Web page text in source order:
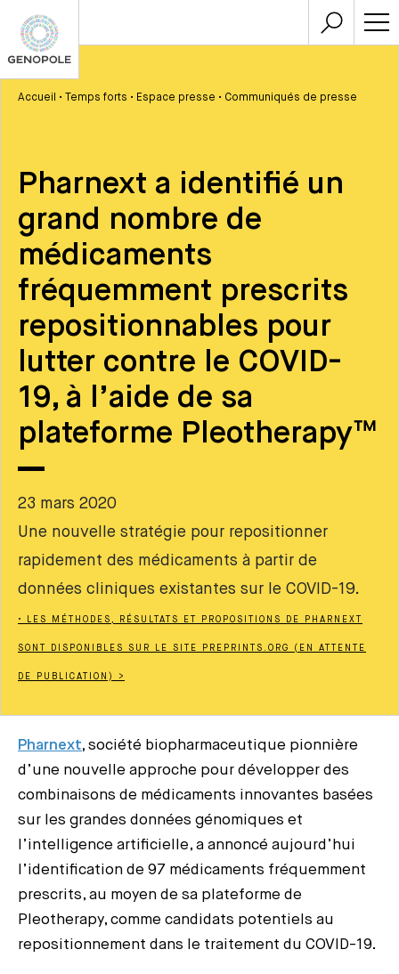
Accueil • Temps forts • Espace presse • Communiqués de presse
Pharnext a identifié un
grand nombre de
médicaments
fréquemment prescrits
repositionnables pour
lutter contre le COVID-
19, à l’aide de sa
plateforme Pleotherapy™
23 mars 2020
Une nouvelle stratégie pour repositionner
rapidement des médicaments à partir de
données cliniques existantes sur le COVID-19.
• LES MÉTHODES, RÉSULTATS ET PROPOSITIONS DE PHARNEXT
SONT DISPONIBLES SUR LE SITE PREPRINTS.ORG (EN ATTENTE
DE PUBLICATION) >
Pharnext, société biopharmaceutique pionnière
d’une nouvelle approche pour développer des
combinaisons de médicaments innovantes basées
sur les grandes données génomiques et
l’intelligence artificielle, a annoncé aujourd’hui
l’identification de 97 médicaments fréquemment
prescrits, au moyen de sa plateforme de
Pleotherapy, comme candidats potentiels au
repositionnement dans le traitement du COVID-19.